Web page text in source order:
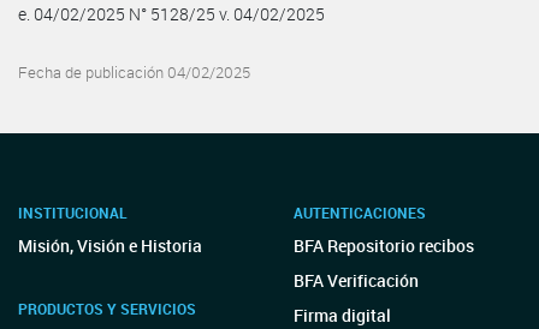
e. 04/02/2025 N° 5128/25 v. 04/02/2025
Fecha de publicación 04/02/2025
INSTITUCIONAL
Misión, Visión e Historia
PRODUCTOS Y SERVICIOS
AUTENTICACIONES
BFA Repositorio recibos
BFA Verificación
Firma digital